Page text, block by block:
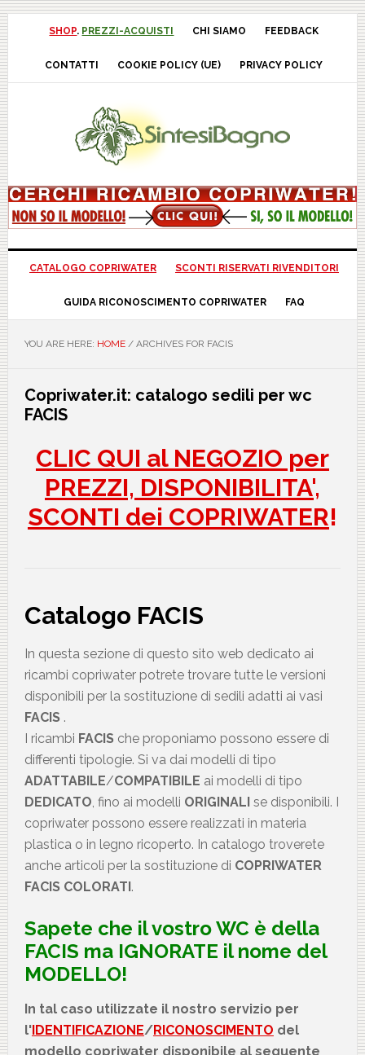
Skip
to
primary
navigation
Skip
to
main
content
Skip
to
primary
sidebar
Skip
to
footer
SHOP. PREZZI-ACQUISTI CHI SIAMO FEEDBACK
CONTATTI COOKIE POLICY (UE) PRIVACY POLICY
CATALOGO COPRIWATER SCONTI RISERVATI RIVENDITORI
GUIDA RICONOSCIMENTO COPRIWATER FAQ
YOU ARE HERE: HOME /ARCHIVES FOR FACIS
Copriwater.it: catalogo sedili per wc
FACIS
CLIC QUI al NEGOZIO per
PREZZI, DISPONIBILITA',
SCONTI dei COPRIWATER!
Catalogo FACIS
In questa sezione di questo sito web dedicato ai
ricambi copriwater potrete trovare tutte le versioni
disponibili per la sostituzione di sedili adatti ai vasi
FACIS .
I ricambi FACIS che proponiamo possono essere di
differenti tipologie. Si va dai modelli di tipo
ADATTABILE/COMPATIBILE ai modelli di tipo
DEDICATO, fino ai modelli ORIGINALIse disponibili. I
copriwater possono essere realizzati in materia
plastica o in legno ricoperto. In catalogo troverete
anche articoli per la sostituzione di COPRIWATER
FACIS COLORATI.
Sapete che il vostro WC è della
FACIS ma IGNORATE il nome del
MODELLO!
In tal caso utilizzate il nostro servizio per
l'IDENTIFICAZIONE/RICONOSCIMENTO del
modello copriwater disponibile al seguente